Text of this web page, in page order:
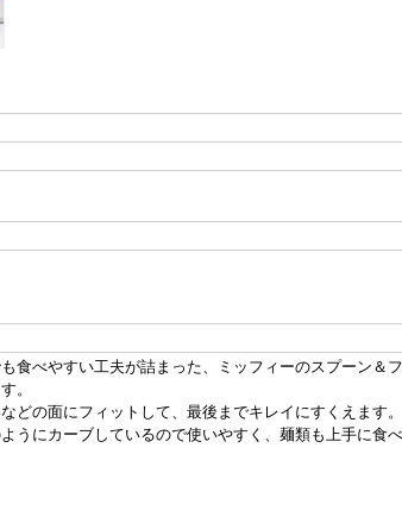
べやすい工夫が詰まった、ミッフィーのスプーン＆フ
。
どの面にフィットして、最後までキレイにすくえます。
にカーブしているので使いやすく、麺類も上手に食